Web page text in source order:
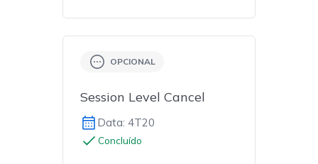
OPCIONAL
Session Level Cancel
Data: 4T20
Concluído